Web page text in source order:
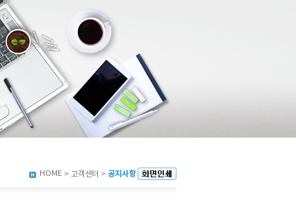
HOME > 고객센터 > 공지사항